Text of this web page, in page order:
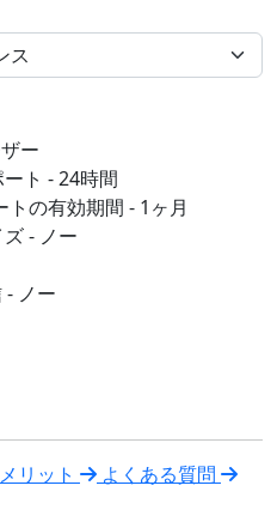
ー
ト - 24時間
の有効期間 - 1ヶ月
- ノー
- ノー
リット よくある質問